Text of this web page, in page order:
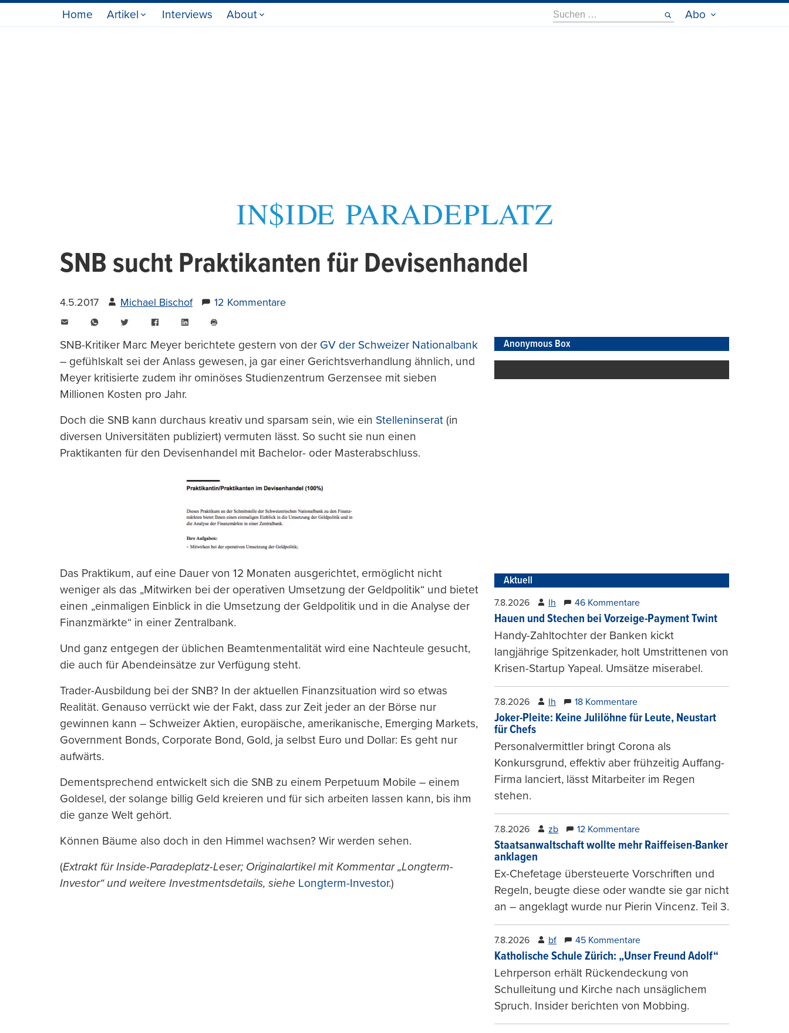
Home Artikel Interviews About
Suche
nach:
Abo
SNB sucht Praktikanten für Devisenhandel
4.5.2017 Michael Bischof 12 Kommentare
WhatsAppTwitter FacebookLinkedIn
drucken
SNB-Kritiker Marc Meyer berichtete gestern von der GV der Schweizer Nationalbank
– gefühlskalt sei der Anlass gewesen, ja gar einer Gerichtsverhandlung ähnlich, und
Meyer kritisierte zudem ihr ominöses Studienzentrum Gerzensee mit sieben
Millionen Kosten pro Jahr.
Doch die SNB kann durchaus kreativ und sparsam sein, wie ein Stelleninserat (in
diversen Universitäten publiziert) vermuten lässt. So sucht sie nun einen
Praktikanten für den Devisenhandel mit Bachelor- oder Masterabschluss.
Das Praktikum, auf eine Dauer von 12 Monaten ausgerichtet, ermöglicht nicht
weniger als das „Mitwirken bei der operativen Umsetzung der Geldpolitik“ und bietet
einen „einmaligen Einblick in die Umsetzung der Geldpolitik und in die Analyse der
Finanzmärkte“ in einer Zentralbank.
Und ganz entgegen der üblichen Beamtenmentalität wird eine Nachteule gesucht,
die auch für Abendeinsätze zur Verfügung steht.
Trader-Ausbildung bei der SNB? In der aktuellen Finanzsituation wird so etwas
Realität. Genauso verrückt wie der Fakt, dass zur Zeit jeder an der Börse nur
gewinnen kann – Schweizer Aktien, europäische, amerikanische, Emerging Markets,
Government Bonds, Corporate Bond, Gold, ja selbst Euro und Dollar: Es geht nur
aufwärts.
Dementsprechend entwickelt sich die SNB zu einem Perpetuum Mobile – einem
Goldesel, der solange billig Geld kreieren und für sich arbeiten lassen kann, bis ihm
die ganze Welt gehört.
Können Bäume also doch in den Himmel wachsen? Wir werden sehen.
(Extrakt für Inside-Paradeplatz-Leser; Originalartikel mit Kommentar „Longterm-
Investor“ und weitere Investmentsdetails, siehe Longterm-Investor.)
Anonymous Box
Aktuell
7.8.2026 lh 46 Kommentare
Hauen und Stechen bei Vorzeige-Payment Twint
Handy-Zahltochter der Banken kickt
langjährige Spitzenkader, holt Umstrittenen von
Krisen-Startup Yapeal. Umsätze miserabel.
7.8.2026 lh 18 Kommentare
Joker-Pleite: Keine Julilöhne für Leute, Neustart
für Chefs
Personalvermittler bringt Corona als
Konkursgrund, effektiv aber frühzeitig Auffang-
Firma lanciert, lässt Mitarbeiter im Regen
stehen.
7.8.2026 zb 12 Kommentare
Staatsanwaltschaft wollte mehr Raiffeisen-Banker
anklagen
Ex-Chefetage übersteuerte Vorschriften und
Regeln, beugte diese oder wandte sie gar nicht
an – angeklagt wurde nur Pierin Vincenz. Teil 3.
7.8.2026 bf 45 Kommentare
Katholische Schule Zürich: „Unser Freund Adolf“
Lehrperson erhält Rückendeckung von
Schulleitung und Kirche nach unsäglichem
Spruch. Insider berichten von Mobbing.